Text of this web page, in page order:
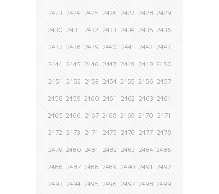
2423 2424 2425 2426 2427 2428 2429
2430 2431 2432 2433 2434 2435 2436
2437 2438 2439 2440 2441 2442 2443
2444 2445 2446 2447 2448 2449 2450
2451 2452 2453 2454 2455 2456 2457
2458 2459 2460 2461 2462 2463 2464
2465 2466 2467 2468 2469 2470 2471
2472 2473 2474 2475 2476 2477 2478
2479 2480 2481 2482 2483 2484 2485
2486 2487 2488 2489 2490 2491 2492
2493 2494 2495 2496 2497 2498 2499